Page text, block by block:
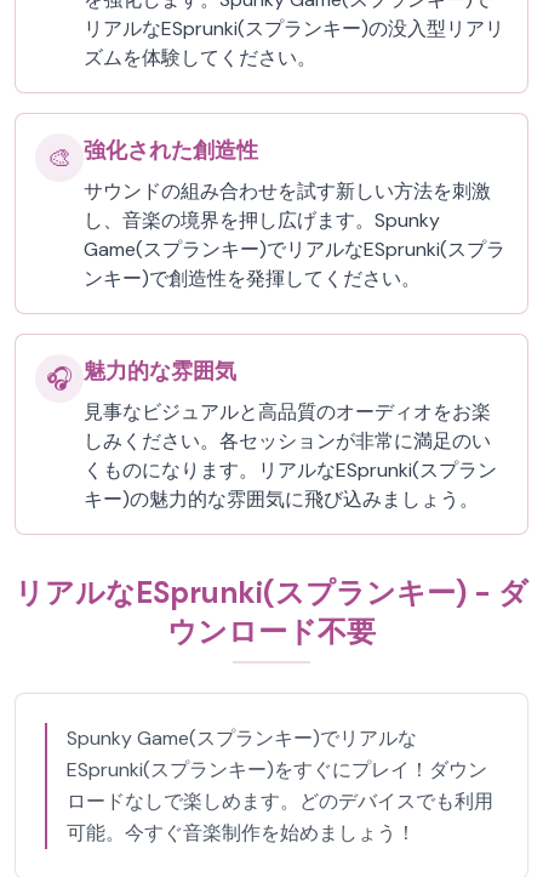
リアルなESprunki(スプランキー)の没入型リアリ
ズムを体験してください。
🎨 強化された創造性
サウンドの組み合わせを試す新しい方法を刺激
し、音楽の境界を押し広げます。Spunky
Game(スプランキー)でリアルなESprunki(スプラ
ンキー)で創造性を発揮してください。
🎧 魅力的な雰囲気
見事なビジュアルと高品質のオーディオをお楽
しみください。各セッションが非常に満足のい
くものになります。リアルなESprunki(スプラン
キー)の魅力的な雰囲気に飛び込みましょう。
リアルなESprunki(スプランキー) - ダ
ウンロード不要
Spunky Game(スプランキー)でリアルな
ESprunki(スプランキー)をすぐにプレイ！ダウン
ロードなしで楽しめます。どのデバイスでも利用
可能。今すぐ音楽制作を始めましょう！